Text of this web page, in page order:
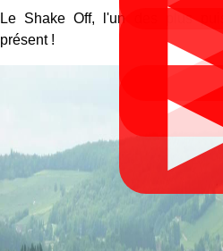
Le Shake Off, l'un des plus
présent !